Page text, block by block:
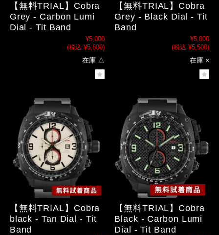
【無料TRIAL】Cobra
Grey - Carbon Lumi
Dial - Tit Band
¥5,000
(税込 ¥5,500)
在庫 △
【無料TRIAL】Cobra
Grey - Black Dial - Tit
Band
¥5,000
(税込 ¥5,500)
在庫 ×
【無料TRIAL】Cobra
black - Tan Dial - Tit
Band
【無料TRIAL】Cobra
Black - Carbon Lumi
Dial - Tit Band